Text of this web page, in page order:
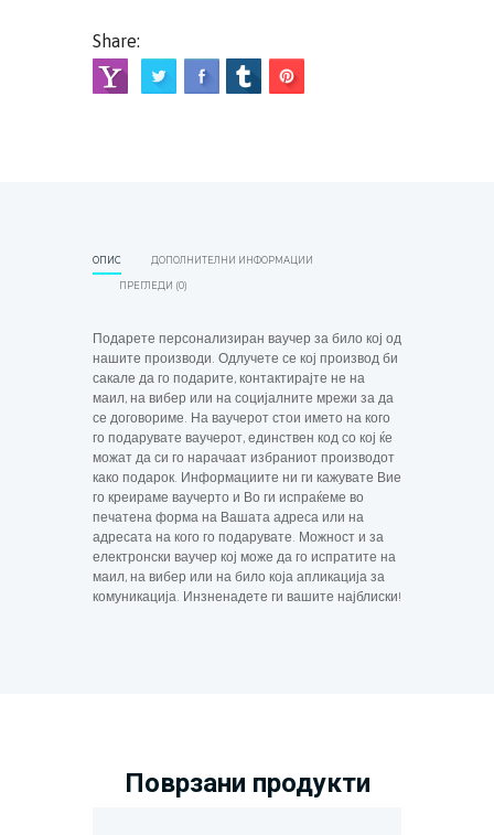
Share:
ОПИС ДОПОЛНИТЕЛНИ ИНФОРМАЦИИ
ПРЕГЛЕДИ (0)
Подарете персонализиран ваучер за било кој од
нашите производи. Одлучете се кој производ би
сакале да го подарите, контактирајте не на
маил, на вибер или на социјалните мрежи за да
се договориме. На ваучерот стои името на кого
го подарувате ваучерот, единствен код со кој ќе
можат да си го нарачаат избраниот производот
како подарок. Информациите ни ги кажувате Вие
го креираме ваучерто и Во ги испраќеме во
печатена форма на Вашата адреса или на
адресата на кого го подарувате. Можност и за
електронски ваучер кој може да го испратите на
маил, на вибер или на било која апликација за
комуникација. Инзненадете ги вашите најблиски!
Поврзани продукти